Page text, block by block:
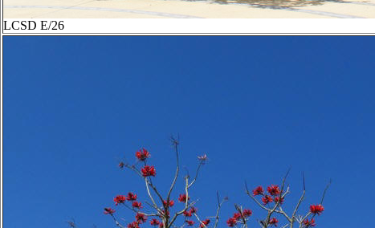
LCSD E/26